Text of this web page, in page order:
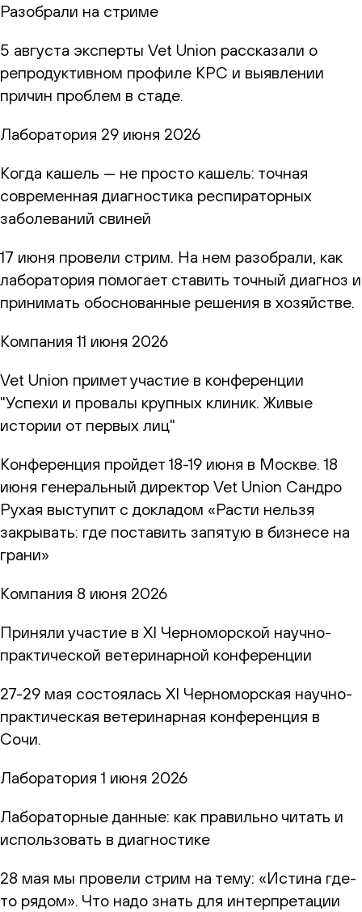
Разобрали на стриме
5 августа эксперты Vet Union рассказали о
репродуктивном профиле КРС и выявлении
причин проблем в стаде.
Лаборатория 29 июня 2026
Когда кашель — не просто кашель: точная
современная диагностика респираторных
заболеваний свиней
17 июня провели стрим. На нем разобрали, как
лаборатория помогает ставить точный диагноз и
принимать обоснованные решения в хозяйстве.
Компания 11 июня 2026
Vet Union примет участие в конференции
"Успехи и провалы крупных клиник. Живые
истории от первых лиц"
Конференция пройдет 18-19 июня в Москве. 18
июня генеральный директор Vet Union Сандро
Рухая выступит с докладом «Расти нельзя
закрывать: где поставить запятую в бизнесе на
грани»
Компания 8 июня 2026
Приняли участие в XI Черноморской научно-
практической ветеринарной конференции
27-29 мая состоялась XI Черноморская научно-
практическая ветеринарная конференция в
Сочи.
Лаборатория 1 июня 2026
Лабораторные данные: как правильно читать и
использовать в диагностике
28 мая мы провели стрим на тему: «Истина где-
то рядом». Что надо знать для интерпретации